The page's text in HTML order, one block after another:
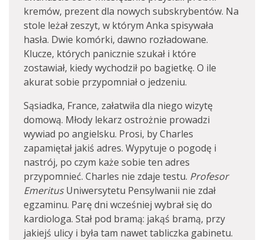
kremów, prezent dla nowych subskrybentów. Na
stole leżał zeszyt, w którym Anka spisywała
hasła. Dwie komórki, dawno rozładowane.
Klucze, których panicznie szukał i które
zostawiał, kiedy wychodził po bagietkę. O ile
akurat sobie przypomniał o jedzeniu.
Sąsiadka, France, załatwiła dla niego wizytę
domową. Młody lekarz ostrożnie prowadzi
wywiad po angielsku. Prosi, by Charles
zapamiętał jakiś adres. Wypytuje o pogodę i
nastrój, po czym każe sobie ten adres
przypomnieć. Charles nie zdaje testu. Profesor
EmeritusUniwersytetu Pensylwanii nie zdał
egzaminu. Parę dni wcześniej wybrał się do
kardiologa. Stał pod bramą: jakąś bramą, przy
jakiejś ulicy i była tam nawet tabliczka gabinetu.